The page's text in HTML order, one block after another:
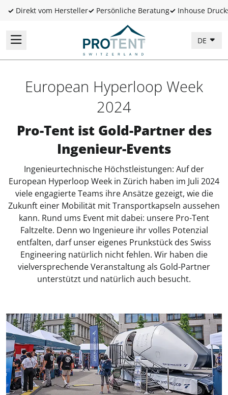
✓ Direkt vom Hersteller✓ Persönliche Beratung✓ Inhouse
DE
European Hyperloop Week
2024
Pro-Tent ist Gold-Partner des
Ingenieur-Events
Ingenieurtechnische Höchstleistungen: Auf der
European Hyperloop Week in Zürich haben im Juli 2024
viele engagierte Teams ihre Ansätze gezeigt, wie die
Zukunft einer Mobilität mit Transportkapseln aussehen
kann. Rund ums Event mit dabei: unsere Pro-Tent
Faltzelte. Denn wo Ingenieure ihr volles Potenzial
entfalten, darf unser eigenes Prunkstück des Swiss
Engineering natürlich nicht fehlen. Wir haben die
vielversprechende Veranstaltung als Gold-Partner
unterstützt und natürlich auch besucht.